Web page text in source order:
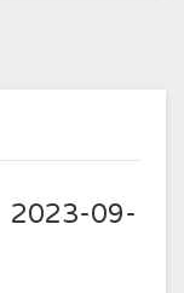
2023-09-